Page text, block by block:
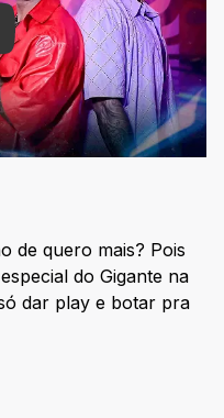
de quero mais? Pois
do Gigante na
dar play e botar pra